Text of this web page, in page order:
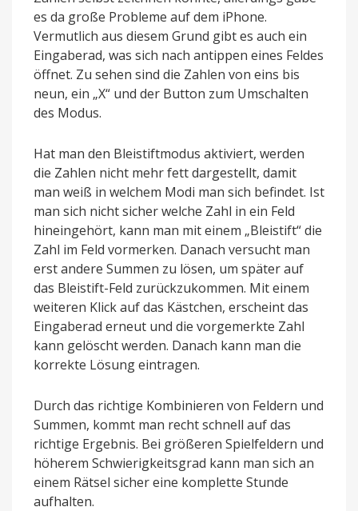
es da große Probleme auf dem iPhone.
Vermutlich aus diesem Grund gibt es auch ein
Eingaberad, was sich nach antippen eines Feldes
öffnet. Zu sehen sind die Zahlen von eins bis
neun, ein „X“ und der Button zum Umschalten
des Modus.
Hat man den Bleistiftmodus aktiviert, werden
die Zahlen nicht mehr fett dargestellt, damit
man weiß in welchem Modi man sich befindet. Ist
man sich nicht sicher welche Zahl in ein Feld
hineingehört, kann man mit einem „Bleistift“ die
Zahl im Feld vormerken. Danach versucht man
erst andere Summen zu lösen, um später auf
das Bleistift-Feld zurückzukommen. Mit einem
weiteren Klick auf das Kästchen, erscheint das
Eingaberad erneut und die vorgemerkte Zahl
kann gelöscht werden. Danach kann man die
korrekte Lösung eintragen.
Durch das richtige Kombinieren von Feldern und
Summen, kommt man recht schnell auf das
richtige Ergebnis. Bei größeren Spielfeldern und
höherem Schwierigkeitsgrad kann man sich an
einem Rätsel sicher eine komplette Stunde
aufhalten.